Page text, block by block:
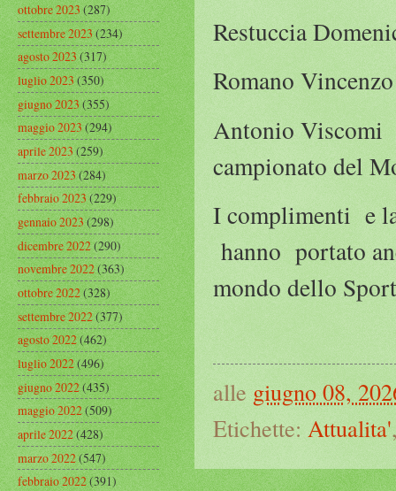
Restuccia
Romano Vincenzo
Antonio Viscomi
campionato del
I complimenti e
hanno portato
mondo dello
alle giugno 08,
Etichette: Attualita'
ottobre 2023(287)
settembre 2023(234)
agosto 2023(317)
luglio 2023(350)
giugno 2023(355)
maggio 2023(294)
aprile 2023(259)
marzo 2023(284)
febbraio 2023(229)
gennaio 2023(298)
dicembre 2022(290)
novembre 2022(363)
ottobre 2022(328)
settembre 2022(377)
agosto 2022(462)
luglio 2022(496)
giugno 2022(435)
maggio 2022(509)
aprile 2022(428)
marzo 2022(547)
febbraio 2022(391)